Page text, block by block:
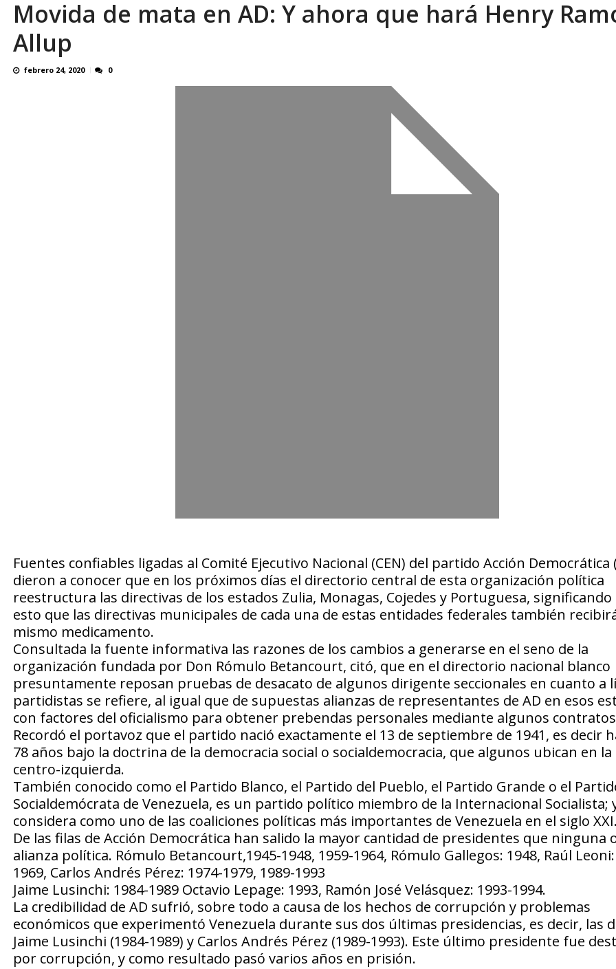
El último que apague la luz: 17 años de excusas, apagones y promesas incumplidas... AGOSTO 6, 2026
Movida de mata en AD: Y ahora que hará Henry
Allup
febrero 24, 2020 0
Fuentes confiables ligadas al Comité Ejecutivo Nacional (CEN) del partido Acción Democrática
dieron a conocer que en los próximos días el directorio central de esta organización política
reestructura las directivas de los estados Zulia, Monagas, Cojedes y Portuguesa, significando
esto que las directivas municipales de cada una de estas entidades federales también
mismo medicamento.
Consultada la fuente informativa las razones de los cambios a generarse en el seno de la
organización fundada por Don Rómulo Betancourt, citó, que en el directorio nacional blanco
presuntamente reposan pruebas de desacato de algunos dirigente seccionales en cuanto a
partidistas se refiere, al igual que de supuestas alianzas de representantes de AD en esos
con factores del oficialismo para obtener prebendas personales mediante algunos
Recordó el portavoz que el partido nació exactamente el 13 de septiembre de 1941, es decir
78 años bajo la doctrina de la democracia social o socialdemocracia, que algunos ubican en la
centro-izquierda.
También conocido como el Partido Blanco, el Partido del Pueblo, el Partido Grande o el
Socialdemócrata de Venezuela, es un partido político miembro de la Internacional Socialista;
considera como uno de las coaliciones políticas más importantes de Venezuela en el siglo XXI.
De las filas de Acción Democrática han salido la mayor cantidad de presidentes que ninguna
alianza política. Rómulo Betancourt,1945-1948, 1959-1964, Rómulo Gallegos: 1948, Raúl
1969, Carlos Andrés Pérez: 1974-1979, 1989-1993
Jaime Lusinchi: 1984-1989 Octavio Lepage: 1993, Ramón José Velásquez: 1993-1994.
La credibilidad de AD sufrió, sobre todo a causa de los hechos de corrupción y problemas
económicos que experimentó Venezuela durante sus dos últimas presidencias, es decir, las
Jaime Lusinchi (1984-1989) y Carlos Andrés Pérez (1989-1993). Este último presidente fue
por corrupción, y como resultado pasó varios años en prisión.